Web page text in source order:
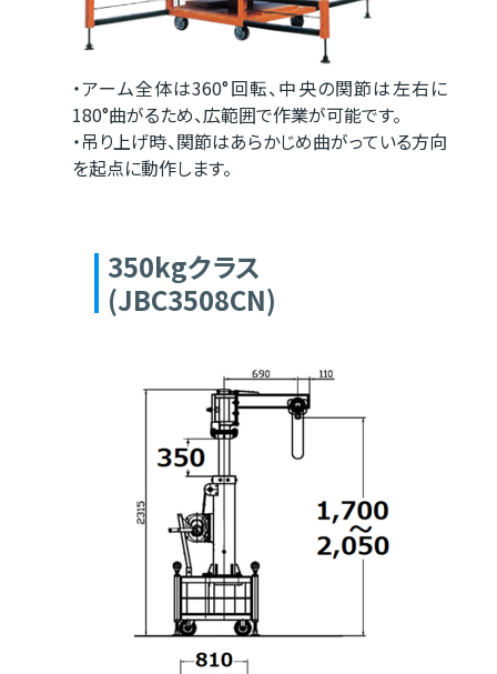
・アーム全体は360°回転、中央の関節は左右に
180°曲がるため、広範囲で作業が可能です。
・吊り上げ時、関節はあらかじめ曲がっている方向
を起点に動作します。
350kgクラス
(JBC3508CN)